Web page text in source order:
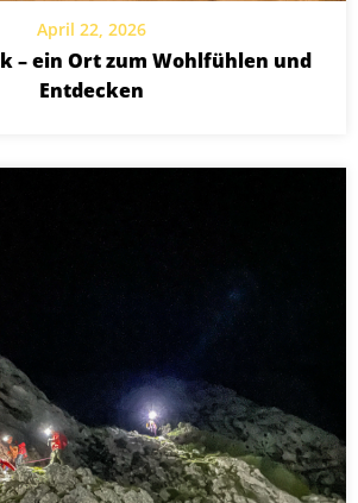
April 22, 2026
– ein Ort zum Wohlfühlen und
Entdecken